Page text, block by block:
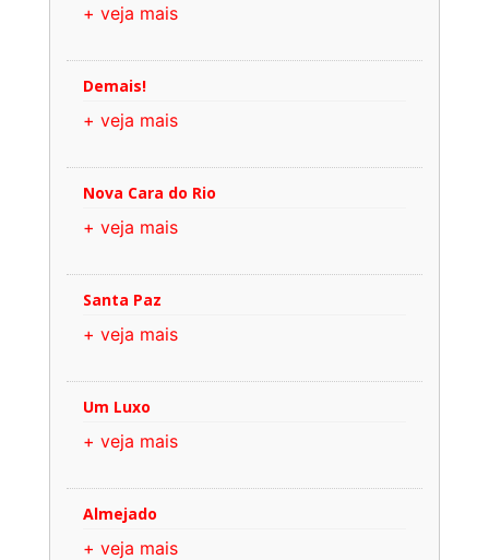
+ veja mais
Demais!
+ veja mais
Nova Cara do Rio
+ veja mais
Santa Paz
+ veja mais
Um Luxo
+ veja mais
Almejado
+ veja mais